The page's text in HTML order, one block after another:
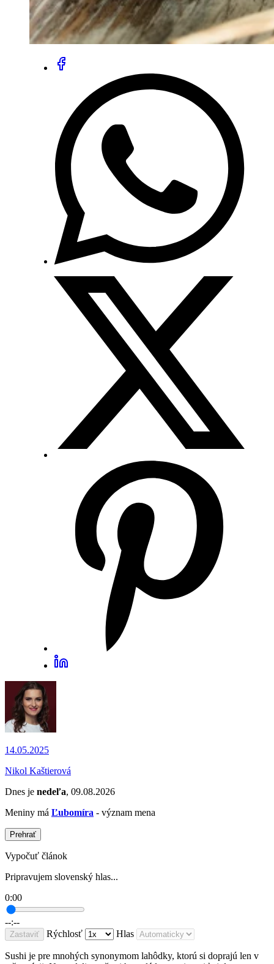
14.05.2025
Nikol Kaštierová
Dnes je nedeľa, 09.08.2026
Meniny má Ľubomíra - význam mena
Prehrať
Vypočuť článok
Pripravujem slovenský hlas...
0:00
--:--
Zastaviť Rýchlosť Hlas
Sushi je pre mnohých synonymom lahôdky, ktorú si doprajú len v